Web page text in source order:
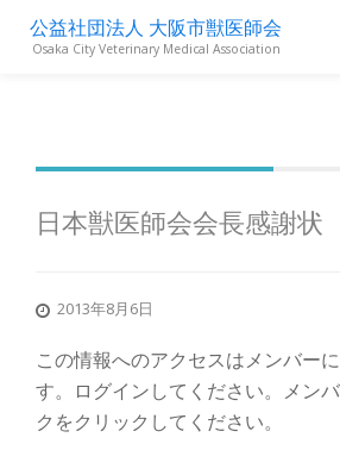
公益社団法人 大阪市獣医師会
Osaka City Veterinary Medical Association
日本獣医師会会長感謝状
2013年8月6日
この情報へのアクセスはメンバー
す。ログインしてください。メン
クをクリックしてください。